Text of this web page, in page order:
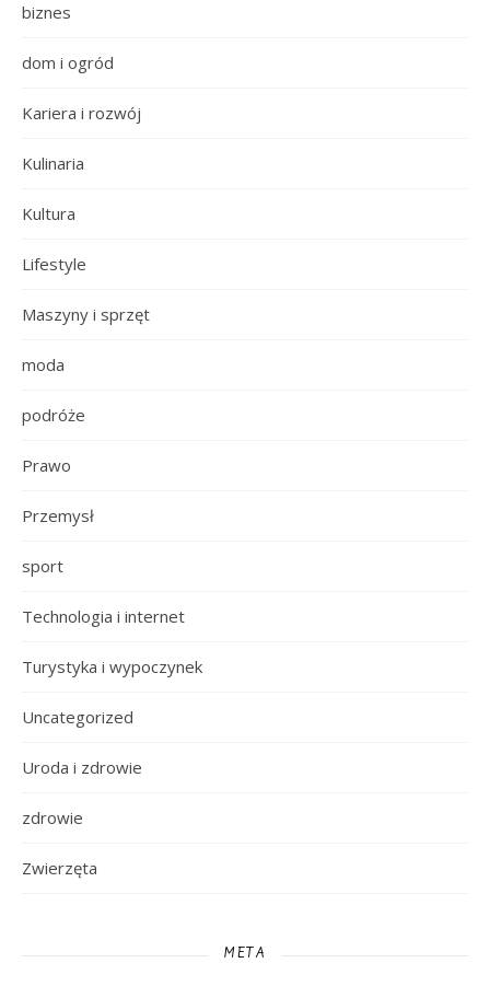
biznes
dom i ogród
Kariera i rozwój
Kulinaria
Kultura
Lifestyle
Maszyny i sprzęt
moda
podróże
Prawo
Przemysł
sport
Technologia i internet
Turystyka i wypoczynek
Uncategorized
Uroda i zdrowie
zdrowie
Zwierzęta
META